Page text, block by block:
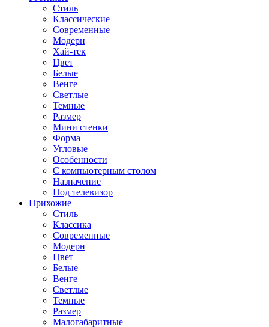
Стиль
Классические
Современные
Модерн
Хай-тек
Цвет
Белые
Венге
Светлые
Темные
Размер
Мини стенки
Форма
Угловые
Особенности
С компьютерным столом
Назначение
Под телевизор
Прихожие
Стиль
Классика
Современные
Модерн
Цвет
Белые
Венге
Светлые
Темные
Размер
Малогабаритные